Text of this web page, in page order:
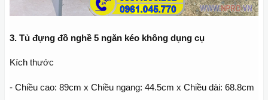
3. Tủ đựng đồ nghề 5 ngăn kéo không dụng cụ
Kích thước
- Chiều cao: 89cm x Chiều ngang: 44.5cm x Chiều dài: 68.8cm